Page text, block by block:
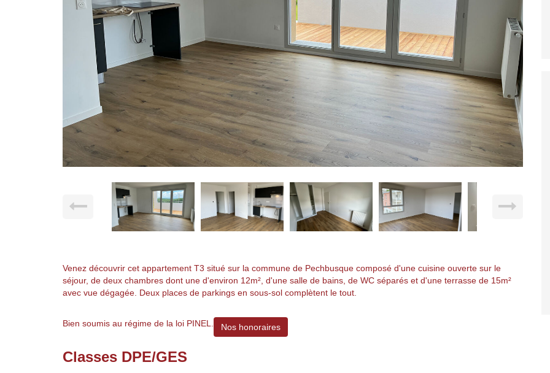
Venez découvrir cet appartement T3 situé sur la commune de Pechbusque composé d'une cuisine ouverte sur le
séjour, de deux chambres dont une d'environ 12m², d'une salle de bains, de WC séparés et d'une terrasse de 15m²
avec vue dégagée. Deux places de parkings en sous-sol complètent le tout.
Bien soumis au régime de la loi PINEL. Nos honoraires
Classes DPE/GES